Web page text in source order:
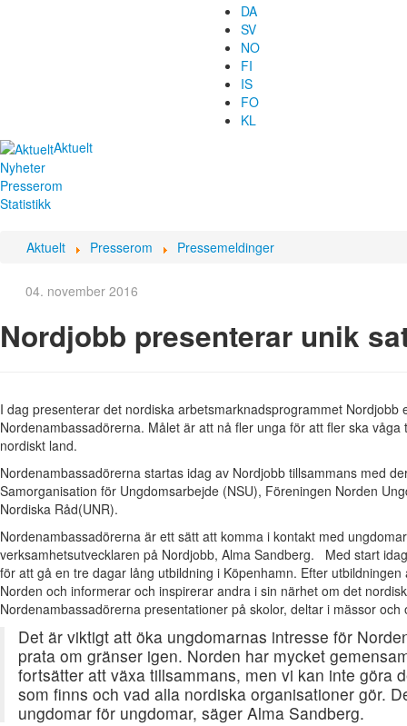
DA
SV
NO
FI
IS
FO
KL
Aktuelt
Nyheter
Presserom
Statistikk
Aktuelt Presserom Pressemeldinger
04. november 2016
Nordjobb presenterar unik
I dag presenterar det nordiska arbetsmarknadsprogrammet Nordjobb
Nordenambassadörerna. Målet är att nå fler unga för att fler ska
nordiskt land.
Nordenambassadörerna startas idag av Nordjobb tillsammans med
Samorganisation för Ungdomsarbejde (NSU), Föreningen Norden
Nordiska Råd(UNR).
Nordenambassadörerna är ett sätt att komma i kontakt med
verksamhetsutvecklaren på Nordjobb, Alma Sandberg. Med start
för att gå en tre dagar lång utbildning i Köpenhamn. Efter
Norden och informerar och inspirerar andra i sin närhet om det
Nordenambassadörerna presentationer på skolor, deltar i mässor och
Det är viktigt att öka ungdomarnas intresse för
prata om gränser igen. Norden har mycket
fortsätter att växa tillsammans, men vi kan inte göra
som finns och vad alla nordiska organisationer gör.
ungdomar för ungdomar, säger Alma Sandberg.